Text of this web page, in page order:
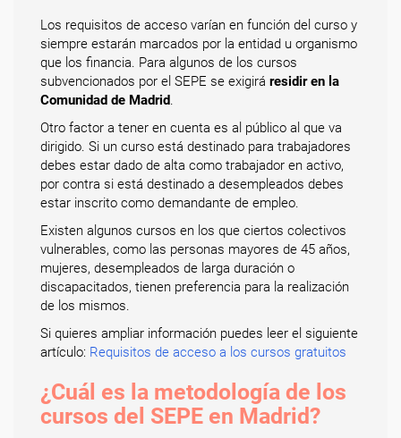
Los requisitos de acceso varían en función del curso y
siempre estarán marcados por la entidad u organismo
que los financia. Para algunos de los cursos
subvencionados por el SEPE se exigirá residir en la
Comunidad de Madrid
Otro factor a tener en cuenta es al público al que va
dirigido. Si un curso está destinado para trabajadores
debes estar dado de alta como trabajador en activo,
por contra si está destinado a desempleados debes
estar inscrito como demandante de empleo.
Existen algunos cursos en los que ciertos colectivos
vulnerables, como las personas mayores de 45 años,
mujeres, desempleados de larga duración o
discapacitados, tienen preferencia para la realización
de los mismos.
Si quieres ampliar información puedes leer el siguiente
artículo: Requisitos de acceso a los cursos gratuitos
¿Cuál es la metodología de los
cursos del SEPE en Madrid?